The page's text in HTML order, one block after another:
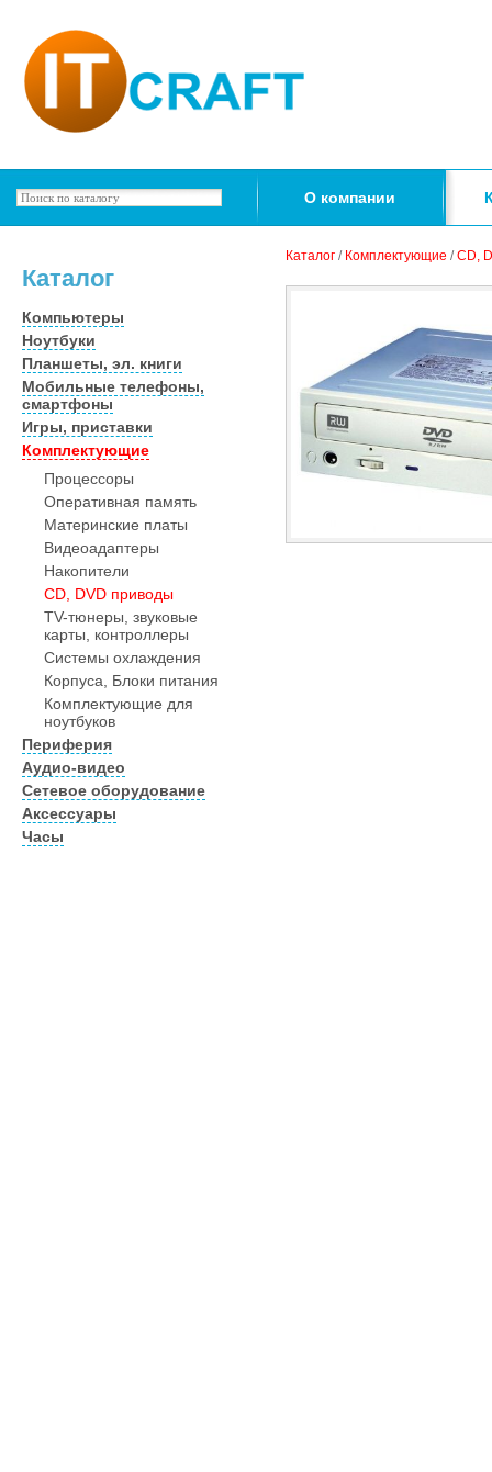
О компании
Каталог
Компьютеры
Ноутбуки
Планшеты, эл. книги
Мобильные телефоны,
смартфоны
Игры, приставки
Комплектующие
Процессоры
Оперативная память
Материнские платы
Видеоадаптеры
Накопители
CD, DVD приводы
TV-тюнеры, звуковые
карты, контроллеры
Системы охлаждения
Корпуса, Блоки питания
Комплектующие для
ноутбуков
Периферия
Аудио-видео
Сетевое оборудование
Аксессуары
Часы
Каталог / Комплектующие /CD,